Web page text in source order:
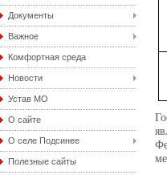
Документы
Важное
Комфортная среда
Новости
Устав МО
О сайте
О селе Подсинее
Полезные сайты